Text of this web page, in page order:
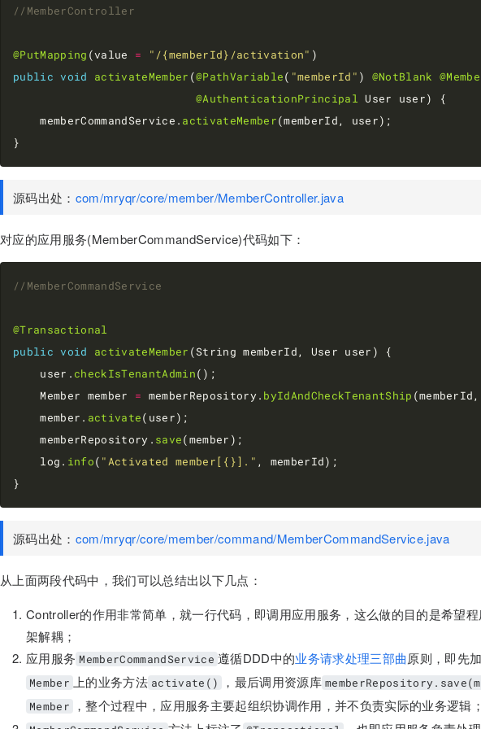
//MemberController
@PutMapping (value = "/{memberId}/activation"
public void activateMember (@PathVariable( "memberId" ) @NotBlank
@AuthenticationPrincipal
    memberCommandService.
activateMember
源码出处： com/mryqr/core/member/MemberController.java
对应的应用服务(MemberCommandService)代码如下：
//MemberCommandService
@Transactional
public void activateMember
    user.
checkIsTenantAdmin
    Member member
= memberRepository. byIdAndCheckTenantShip
    member.
activate
    memberRepository.
save
    log.
info( "Activated member[{}]."
源码出处： com/mryqr/core/member/command/MemberCommandService.java
从上面两段代码中，我们可以总结出以下几点：
Controller的作用非常简单，就一行代码，即调用应用服务，这么做的目的是希望
架解耦；
应用服务 MemberCommandService 遵循DDD中的业务请求处理三部曲原则，即先
Member 上的业务方法 activate() ，最后调用资源库
Member
，整个过程中，应用服务主要起组织协调作用，并不负责实际的业务逻辑